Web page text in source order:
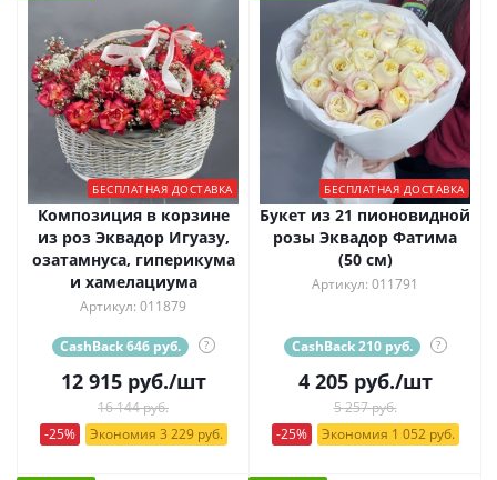
БЕСПЛАТНАЯ ДОСТАВКА
Композиция в корзине
из роз Эквадор Игуазу,
озатамнуса, гиперикума
и хамелациума
Артикул: 011879
CashBack 646 руб. ?
12 915руб./шт
16 144 руб.
-25%
Экономия 3 229 руб.
БЕСПЛАТНАЯ ДОСТАВКА
Букет из 21 пионовидной
розы Эквадор Фатима
(50 см)
Артикул: 011791
CashBack 210 руб. ?
4 205руб./шт
5 257 руб.
-25%
Экономия 1 052 руб.